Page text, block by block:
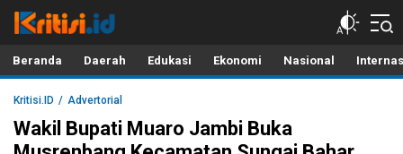
Kritisi.ID
Kritik untuk Negeri!
Beranda Daerah Edukasi Ekonomi Nasional
Kritisi.ID Advertorial
Wakil Bupati Muaro Jambi Buka